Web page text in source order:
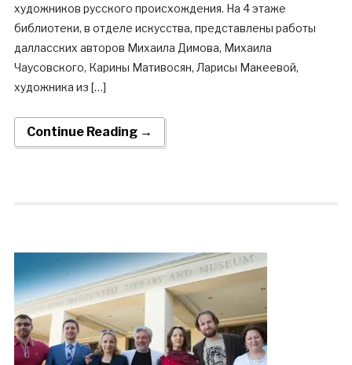
художников русского происхождения. На 4 этаже
библиотеки, в отделе искусства, представлены работы
далласских авторов Михаила Димова, Михаила
Чаусовского, Карины Мативосян, Ларисы Макеевой,
художника из […]
Continue Reading →